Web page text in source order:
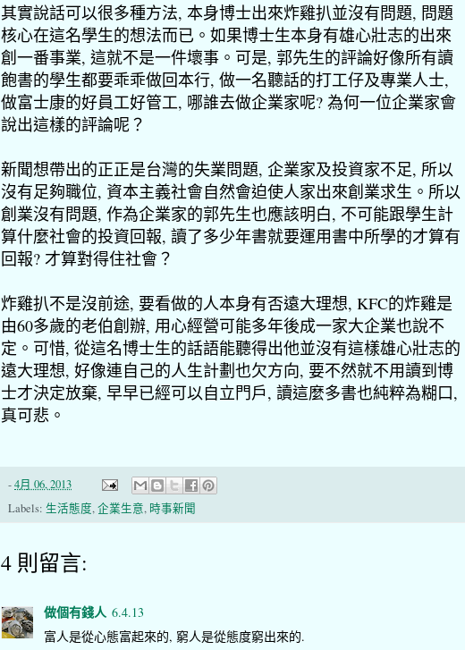
其實說話可以很多種方法, 本身博士出來炸雞扒並沒有問題, 問題
核心在這名學生的想法而已。如果博士生本身有雄心壯志的出來
創一番事業, 這就不是一件壞事。可是, 郭先生的評論好像所有讀
飽書的學生都要乖乖做回本行, 做一名聽話的打工仔及專業人士,
做富士康的好員工好管工, 哪誰去做企業家呢? 為何一位企業家會
說出這樣的評論呢？
新聞想帶出的正正是台灣的失業問題, 企業家及投資家不足, 所以
沒有足夠職位, 資本主義社會自然會迫使人家出來創業求生。所以
創業沒有問題, 作為企業家的郭先生也應該明白, 不可能跟學生計
算什麼社會的投資回報, 讀了多少年書就要運用書中所學的才算有
回報? 才算對得住社會？
炸雞扒不是沒前途, 要看做的人本身有否遠大理想, KFC的炸雞是
由60多歲的老伯創辦, 用心經營可能多年後成一家大企業也說不
定。可惜, 從這名博士生的話語能聽得出他並沒有這樣雄心壯志的
遠大理想, 好像連自己的人生計劃也欠方向, 要不然就不用讀到博
士才決定放棄, 早早已經可以自立門戶, 讀這麼多書也純粹為糊口,
真可悲。
-4月 06, 2013
Labels: 生活態度,企業生意, 時事新聞
4 則留言:
做個有錢人 6.4.13
富人是從心態富起來的, 窮人是從態度窮出來的.